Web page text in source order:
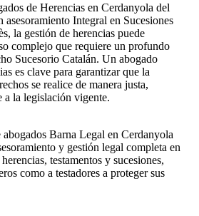
de Herencias en Cerdanyola del
asesoramiento Integral en Sucesiones
la gestión de herencias puede
complejo que requiere un profundo
Sucesorio Catalán. Un abogado
es clave para garantizar que la
se realice de manera justa,
a la legislación vigente.
abogados Barna Legal en Cerdanyola
y gestión legal completa en
testamentos y sucesiones,
como a testadores a proteger sus